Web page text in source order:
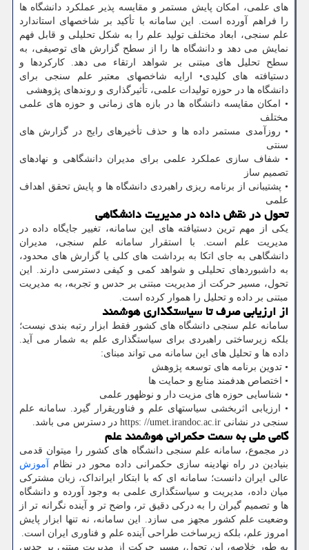
های علمی، امکان پایش مستمر و مقایسه پذیر عملکرد دانشگاه ها
را فراهم آورده است. این سامانه با تأکید بر شاخصهای استاندارد
علم سنجی، ابعاد مختلف تولید علم را به شکل تحلیلی و قابل فهم
نمایش می دهد و دانشگاه ها را از سطح گزارش های توصیفی، به
سطح تحلیل های مبتنی بر شواهد ارتقاء می دهد. کارکردها و
دستیافته های کلیدی• ارایه شاخصهای معتبر علم سنجی برای
دانشگاه ها در حوزه تولیدات علمی، تأثیرگذاری و روندهای پژوهشی
• امکان مقایسه دانشگاه ها در بازه های زمانی و حوزه های علمی
مختلف
• روزآمدی مستمر داده ها و حذف تأخیرهای رایج در گزارش های
سنتی
• شفاف سازی عملکرد علمی برای مدیران دانشگاهی و نهادهای
تصمیم ساز
• پشتیبانی از برنامه ریزی راهبردی دانشگاه ها و پایش تحقق اهداف
علمی
تحول در نقش داده در مدیریت دانشگاهی
یکی از مهم ترین دستیافته های این سامانه، تغییر جایگاه داده در
مدیریت علم است. با استقرار سامانه علم سنجی، مدیران
دانشگاهی به جای اتکا به برداشت های کلی یا گزارش های محدود،
به داشبوردهای تحلیلی و شواهد کمی و کیفی دسترسی دارند. این
تحول، مسیر حرکت از مدیریت مبتنی بر حدس و تجربه، به مدیریت
مبتنی بر داده و تحلیل را هموار کرده است.
از ارزیابی صرف تا سیاستگذاری هوشمند
سامانه علم سنجی دانشگاه های کشور فقط ابزار رتبه بندی نیست؛
بلکه زیرساختی راهبردی برای سیاستگذاری علم به شمار می آید.
داده ها و تحلیل های این سامانه می تواند مبنای:
• تدوین برنامه های توسعه پژوهش
• اختصاص هدفمند منابع و حمایت ها
• شناسایی حوزه های مزیت دار و نوظهور علمی
• ارزیابی اثربخشی سیاستهای علم و فناوریقرار گیرد. سامانه علم
سنجی در نشانی https: //umet.irandoc.ac.ir در دسترس می باشد.
گامی ملی به سمت حکمرانی هوشمند علم
در مجموع، سامانه علم سنجی دانشگاه های کشور را میتوان قدمی
بنیادین در راه نهادینه سازی حکمرانی داده محور در نظام
آموزش
عالی ایران دانست؛ سامانه ای که با ابتکار ایرانداک، زبان مشترکی
میان داده، مدیریت و سیاستگذاری علمی به وجود آورده و دانشگاه
ها و تصمیم گیران را به درکی دقیق تر، واضح تر و آینده نگرانه تر از
وضعیت علم کشور مجهز می سازد. این سامانه، نه تنها ابزار پایش
امروز علم، بلکه زیرساخت طراحی آینده علم و فناوری ایران است.
به طور خلاصه، این تحول، مسیر حرکت از مدیریت مبتنی بر حدس